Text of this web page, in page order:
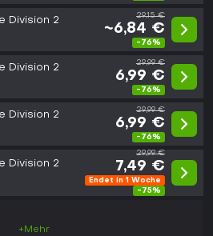
Division 2 29,15 €
~6,84 €
-76%
Division 2 29,99 €
6,99 €
-76%
Division 2 29,99 €
6,99 €
-76%
Division 2
29,99 €
7,49 €
Endet in 1 Woche
-75%
+Mehr